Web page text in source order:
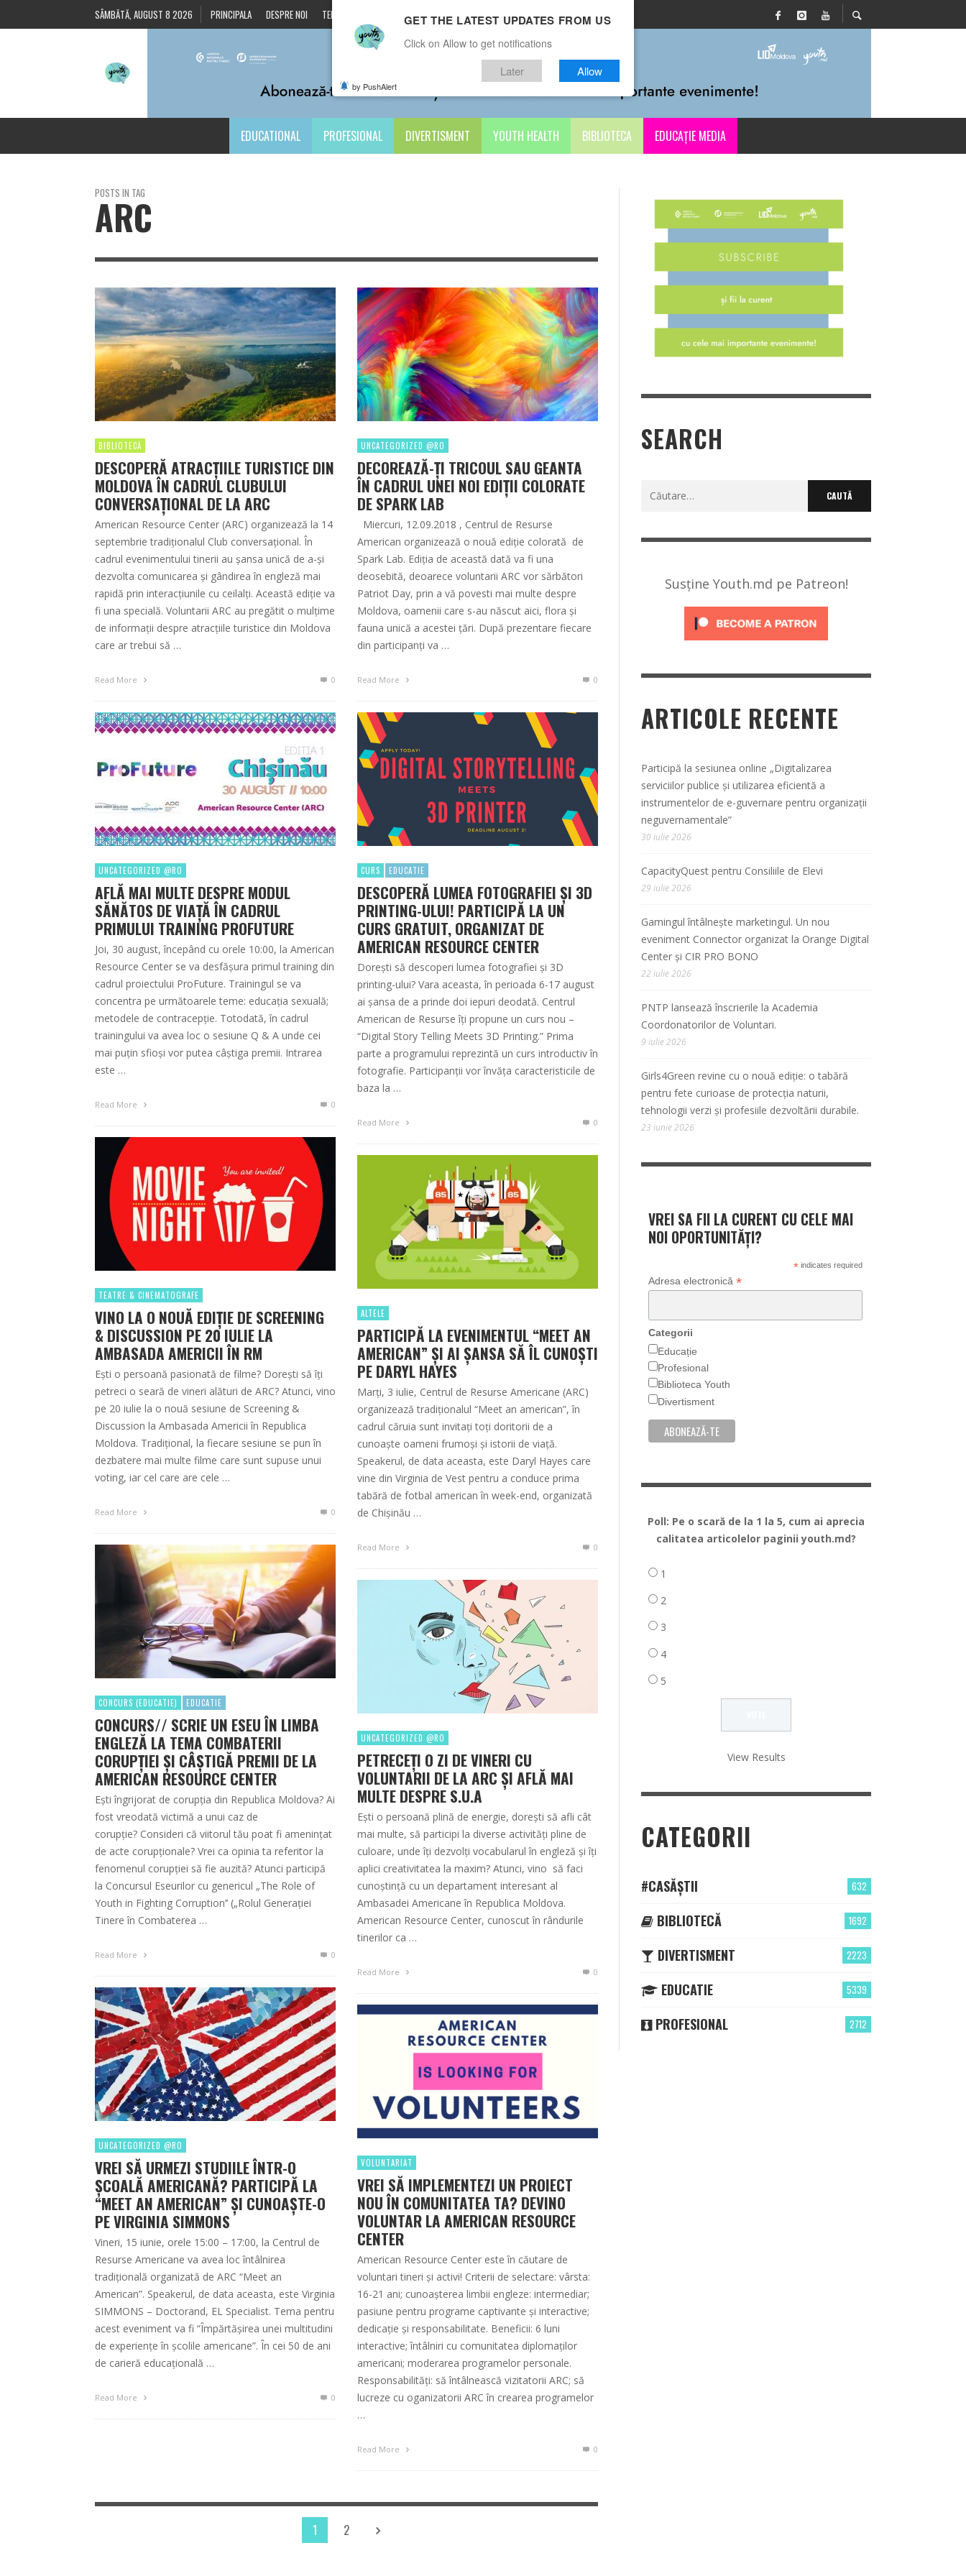
SÂMBĂTĂ, AUGUST 8 2026 PRINCIPALA DESPRE NOI TERMENI ȘI CONDIȚII CONTACTE
EDUCATIONAL PROFESIONAL DIVERTISMENT YOUTH HEALTH BIBLIOTECA EDUCAȚIE MEDIA
POSTS IN TAG
ARC
BIBLIOTECĂ
DESCOPERĂ ATRACŢIILE TURISTICE DIN
MOLDOVA ÎN CADRUL CLUBULUI
CONVERSAŢIONAL DE LA ARC
American Resource Center (ARC) organizează la 14
septembrie tradiţionalul Club conversaţional. În
cadrul evenimentului tinerii au şansa unică de a-şi
dezvolta comunicarea şi gândirea în engleză mai
rapidă prin interacţiunile cu ceilalţi. Această ediţie va
fi una specială. Voluntarii ARC au pregătit o mulţime
de informaţii despre atracţiile turistice din Moldova
care ar trebui să …
Read More 0
UNCATEGORIZED @RO
DECOREAZĂ-ŢI TRICOUL SAU GEANTA
ÎN CADRUL UNEI NOI EDIŢII COLORATE
DE SPARK LAB
Miercuri, 12.09.2018 , Centrul de Resurse
American organizează o nouă ediţie colorată de
Spark Lab. Ediţia de această dată va fi una
deosebită, deoarece voluntarii ARC vor sărbători
Patriot Day, prin a vă povesti mai multe despre
Moldova, oamenii care s-au născut aici, flora şi
fauna unică a acestei ţări. După prezentare fiecare
din participanţi va …
Read More 0
UNCATEGORIZED @RO
AFLĂ MAI MULTE DESPRE MODUL
SĂNĂTOS DE VIAŢĂ ÎN CADRUL
PRIMULUI TRAINING PROFUTURE
Joi, 30 august, începând cu orele 10:00, la American
Resource Center se va desfăşura primul training din
cadrul proiectului ProFuture. Trainingul se va
concentra pe următoarele teme: educația sexuală;
metodele de contracepție. Totodată, în cadrul
trainingului va avea loc o sesiune Q & A unde cei
mai puţin sfioşi vor putea câştiga premii. Intrarea
este …
Read More 0
CURS EDUCATIE
DESCOPERĂ LUMEA FOTOGRAFIEI ȘI 3D
PRINTING-ULUI! PARTICIPĂ LA UN
CURS GRATUIT, ORGANIZAT DE
AMERICAN RESOURCE CENTER
Dorești să descoperi lumea fotografiei și 3D
printing-ului? Vara aceasta, în perioada 6-17 august
ai șansa de a prinde doi iepuri deodată. Centrul
American de Resurse îți propune un curs nou –
“Digital Story Telling Meets 3D Printing.” Prima
parte a programului reprezintă un curs introductiv în
fotografie. Participanții vor învăța caracteristicile de
baza la …
Read More 0
TEATRE & CINEMATOGRAFE
VINO LA O NOUĂ EDIȚIE DE SCREENING
& DISCUSSION PE 20 IULIE LA
AMBASADA AMERICII ÎN RM
Ești o persoană pasionată de filme? Dorești să îți
petreci o seară de vineri alături de ARC? Atunci, vino
pe 20 iulie la o nouă sesiune de Screening &
Discussion la Ambasada Americii în Republica
Moldova. Tradițional, la fiecare sesiune se pun în
dezbatere mai multe filme care sunt supuse unui
voting, iar cel care are cele …
Read More 0
ALTELE
PARTICIPĂ LA EVENIMENTUL “MEET AN
AMERICAN” ŞI AI ŞANSA SĂ ÎL CUNOŞTI
PE DARYL HAYES
Marţi, 3 iulie, Centrul de Resurse Americane (ARC)
organizează tradiţionalul “Meet an american”, în
cadrul căruia sunt invitaţi toţi doritorii de a
cunoaşte oameni frumoşi şi istorii de viaţă.
Speakerul, de data aceasta, este Daryl Hayes care
vine din Virginia de Vest pentru a conduce prima
tabără de fotbal american în week-end, organizată
de Chișinău …
Read More 0
CONCURS (EDUCATIE) EDUCATIE
CONCURS// SCRIE UN ESEU ÎN LIMBA
ENGLEZĂ LA TEMA COMBATERII
CORUPȚIEI ȘI CÂȘTIGĂ PREMII DE LA
AMERICAN RESOURCE CENTER
Ești îngrijorat de corupția din Republica Moldova? Ai
fost vreodată victimă a unui caz de
corupție? Consideri că viitorul tău poat fi amenințat
de acte corupționale? Vrei ca opinia ta referitor la
fenomenul corupției să fie auzită? Atunci participă
la Concursul Eseurilor cu genericul „The Role of
Youth in Fighting Corruption’’ („Rolul Generației
Tinere în Combaterea …
Read More 0
UNCATEGORIZED @RO
PETRECEŢI O ZI DE VINERI CU
VOLUNTARII DE LA ARC ŞI AFLĂ MAI
MULTE DESPRE S.U.A
Ești o persoană plină de energie, dorești să afli cât
mai multe, să participi la diverse activități pline de
culoare, unde îți dezvolți vocabularul în engleză și îți
aplici creativitatea la maxim? Atunci, vino să faci
cunoștință cu un departament interesant al
Ambasadei Americane în Republica Moldova.
American Resource Center, cunoscut în rândurile
tinerilor ca …
Read More 0
UNCATEGORIZED @RO
VREI SĂ URMEZI STUDIILE ÎNTR-O
ŞCOALĂ AMERICANĂ? PARTICIPĂ LA
“MEET AN AMERICAN” ŞI CUNOAŞTE-O
PE VIRGINIA SIMMONS
Vineri, 15 iunie, orele 15:00 – 17:00, la Centrul de
Resurse Americane va avea loc întâlnirea
tradiţională organizată de ARC “Meet an
American”. Speakerul, de data aceasta, este Virginia
SIMMONS – Doctorand, EL Specialist. Tema pentru
acest eveniment va fi “Împărtășirea unei multitudini
de experiențe în școlile americane”. În cei 50 de ani
de carieră educațională …
Read More 0
VOLUNTARIAT
VREI SĂ IMPLEMENTEZI UN PROIECT
NOU ÎN COMUNITATEA TA? DEVINO
VOLUNTAR LA AMERICAN RESOURCE
CENTER
American Resource Center este în căutare de
voluntari tineri şi activi! Criterii de selectare: vârsta:
16-21 ani; cunoaşterea limbii engleze: intermediar;
pasiune pentru programe captivante şi interactive;
dedicaţie şi responsabilitate. Beneficii: 6 luni
interactive; întâlniri cu comunitatea diplomaţilor
americani; moderarea programelor personale.
Responsabilităţi: să întâlnească vizitatorii ARC; să
lucreze cu oganizatorii ARC în crearea programelor
…
Read More 0
1 2
SEARCH
Caută
Susține Youth.md pe Patreon!
ARTICOLE RECENTE
Participă la sesiunea online „Digitalizarea
serviciilor publice și utilizarea eficientă a
instrumentelor de e-guvernare pentru organizații
neguvernamentale”
30 iulie 2026
CapacityQuest pentru Consiliile de Elevi
29 iulie 2026
Gamingul întâlnește marketingul. Un nou
eveniment Connector organizat la Orange Digital
Center și CIR PRO BONO
22 iulie 2026
PNTP lansează înscrierile la Academia
Coordonatorilor de Voluntari.
9 iulie 2026
Girls4Green revine cu o nouă ediție: o tabără
pentru fete curioase de protecția naturii,
tehnologii verzi și profesiile dezvoltării durabile.
23 iunie 2026
VREI SA FII LA CURENT CU CELE MAI
NOI OPORTUNITĂȚI?
*indicates required
Adresa electronică *
Categorii
Educație
Profesional
Biblioteca Youth
Divertisment
Poll: Pe o scară de la 1 la 5, cum ai aprecia
calitatea articolelor paginii youth.md?
1
2
3
4
5
View Results
CATEGORII
632
#CASĂȘTII
1692
BIBLIOTECĂ
2223
DIVERTISMENT
5339
EDUCATIE
2712
PROFESIONAL
GET THE LATEST UPDATES FROM US
Click on Allow to get notifications
Later Allow
by PushAlert